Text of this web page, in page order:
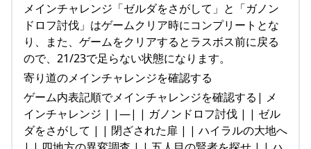
メインチャレンジ「ゼルダをさがして」と「ガノン
ドロフ討伐」はゲームクリア時にコンプリートとな
り、また、ゲームをクリアするとラスボス前に戻る
ので、21/23で足らない状態になります。
寄り道のメインチャレンジを確認する
ゲーム内表記順でメインチャレンジを確認する| メ
インチャレンジ | |—| | ガノンドロフ討伐 | | ゼル
ダをさがして | | 閉ざされた扉 | | ハイラルの大地へ